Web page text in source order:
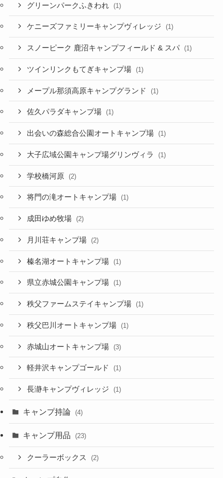
グリーンパークふきわれ (1)
ケニーズファミリーキャンプヴィレッジ (1)
スノーピーク 鹿沼キャンプフィールド & スパ (1)
ツインリンクもてぎキャンプ場 (1)
メープル那須高原キャンプグランド (1)
佐久パラダキャンプ場 (1)
出会いの森総合公園オートキャンプ場 (1)
大子広域公園キャンプ場グリンヴィラ (1)
学校橋河原 (2)
将門の滝オートキャンプ場 (1)
成田ゆめ牧場 (2)
月川荘キャンプ場 (2)
榛名湖オートキャンプ場 (1)
県立赤城公園キャンプ場 (1)
秩父ファームステイキャンプ場 (1)
秩父巴川オートキャンプ場 (1)
赤城山オートキャンプ場 (3)
軽井沢キャンプゴールド (1)
長瀞キャンプヴィレッジ (1)
キャンプ持論 (4)
キャンプ用品 (23)
クーラーボックス (2)